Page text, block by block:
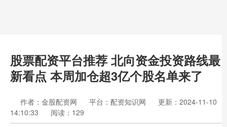
股票配资平台推荐 北向资金投资路线最
新看点 本周加仓超3亿个股名单来了
作者：金股配资网 平台：配资知识网
更新：2024-11-10
14:10:33
阅读：129